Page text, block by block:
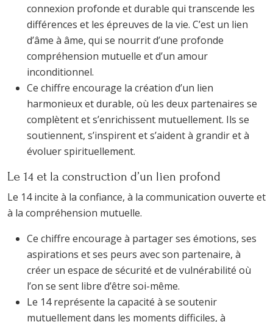
connexion profonde et durable qui transcende les
différences et les épreuves de la vie. C’est un lien
d’âme à âme, qui se nourrit d’une profonde
compréhension mutuelle et d’un amour
inconditionnel.
Ce chiffre encourage la création d’un lien
harmonieux et durable, où les deux partenaires se
complètent et s’enrichissent mutuellement. Ils se
soutiennent, s’inspirent et s’aident à grandir et à
évoluer spirituellement.
Le 14 et la construction d’un lien profond
Le 14 incite à la confiance, à la communication ouverte et
à la compréhension mutuelle.
Ce chiffre encourage à partager ses émotions, ses
aspirations et ses peurs avec son partenaire, à
créer un espace de sécurité et de vulnérabilité où
l’on se sent libre d’être soi-même.
Le 14 représente la capacité à se soutenir
mutuellement dans les moments difficiles, à